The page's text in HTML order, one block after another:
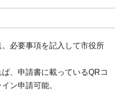
必要事項を記入して市役所
、申請書に載っているQRコ
ン申請可能。